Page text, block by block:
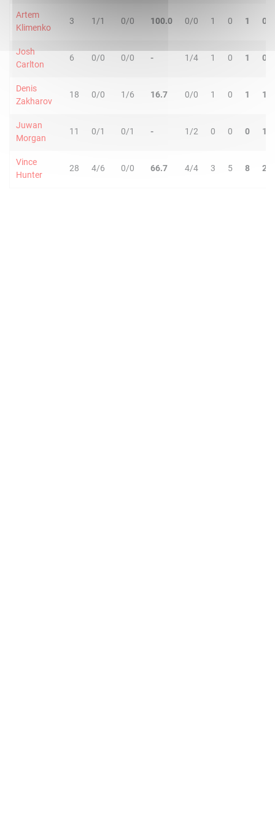
Artem
Klimenko
3 1/1 0/0 100.0 0/0 1 0 1 0
Josh
Carlton
6 0/0 0/0 - 1/4 1 0 1 0
Denis
Zakharov
18 0/0 1/6 16.7 0/0 1 0 1 1
Juwan
Morgan
11 0/1 0/1 - 1/2 0 0 0 1
Vince
Hunter
28 4/6 0/0 66.7 4/4 3 5 8 2